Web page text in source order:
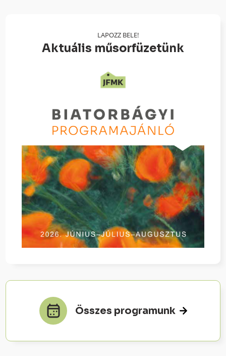
LAPOZZ BELE!
Aktuális műsorfüzetünk
Összes programunk